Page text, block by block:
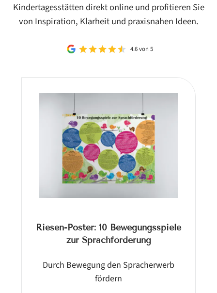
Kindertagesstätten direkt online und profitieren Sie
von Inspiration, Klarheit und praxisnahen Ideen.
4.6 von 5
Riesen-Poster: 10 Bewegungsspiele
zur Sprachförderung
Durch Bewegung den Spracherwerb
fördern